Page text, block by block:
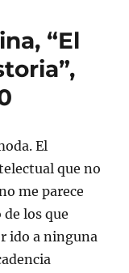
“El
El
que no
me parece
los que
ido a ninguna